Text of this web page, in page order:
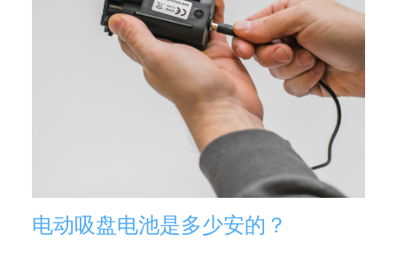
电动吸盘电池是多少安的？